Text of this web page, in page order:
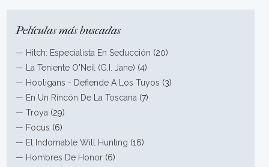
Películas más buscadas
— Hitch: Especialista En Seducción (20)
—
La Teniente O'Neil (G.I. Jane) (4)
— Hooligans - Defiende A Los Tuyos (3)
— En Un Rincón De La Toscana (7)
—Troya (29)
— Focus (6)
— El Indomable Will Hunting (16)
— Hombres De Honor (6)